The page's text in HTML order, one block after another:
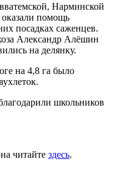
Нарминской
оказали помощь
посадках саженцев.
Александр Алёшин
на делянку.
на 4,8 га было
школьников
читайте здесь.